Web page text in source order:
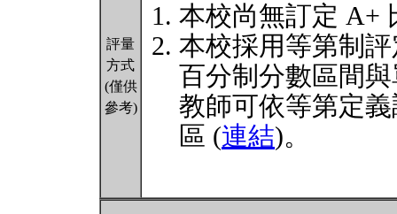
評量
方式
(僅供
參考)
本校尚無訂定 A+
本校採用等第制
百分制分數區間
教師可依等第定
區 (連結)。